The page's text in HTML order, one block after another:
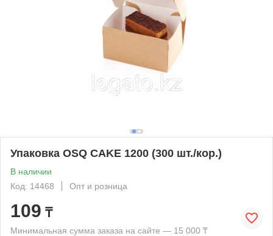
Упаковка OSQ CAKE 1200 (300 шт./кор.)
В наличии
Код: 14468
Опт и розница
109 ₸
Минимальная сумма заказа на сайте — 15 000 ₸